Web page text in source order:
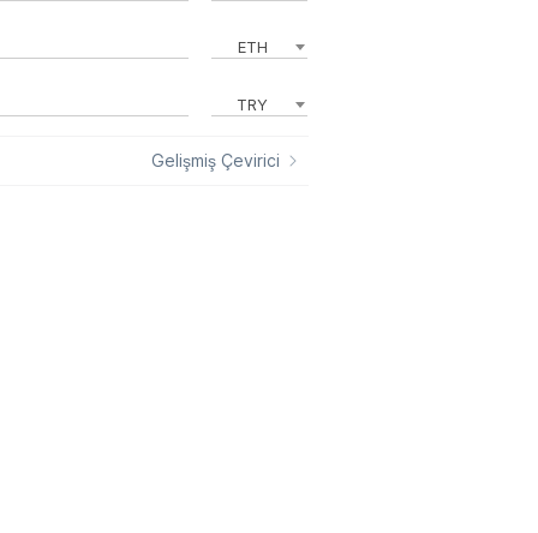
ETH
TRY
Gelişmiş Çevirici